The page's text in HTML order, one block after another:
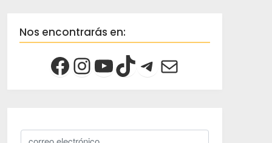
Nos encontrarás en: